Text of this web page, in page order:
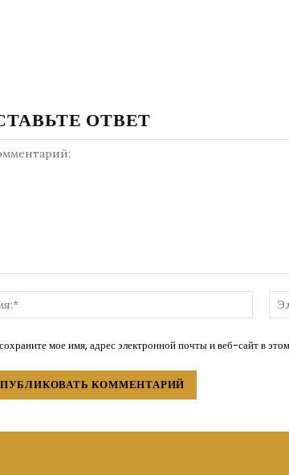
ОТВЕТ
Имя:*
сохраните мое имя, адрес электронной почты и веб-сайт в